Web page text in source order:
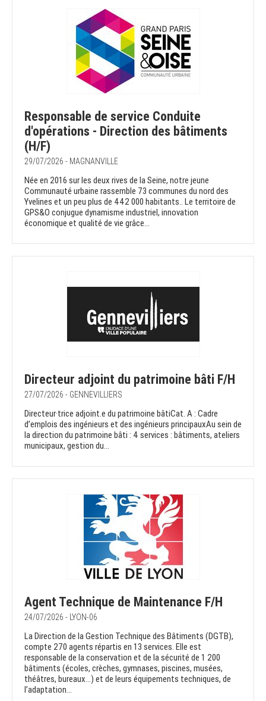
Responsable de service Conduite
d'opérations - Direction des bâtiments
(H/F)
29/07/2026 - MAGNANVILLE
Née en 2016 sur les deux rives de la Seine, notre jeune
Communauté urbaine rassemble 73 communes du nord des
Yvelines et un peu plus de 442 000 habitants.. Le territoire de
GPS&O conjugue dynamisme industriel, innovation
économique et qualité de vie grâce...
Directeur adjoint du patrimoine bâti F/H
27/07/2026 - GENNEVILLIERS
Directeur·trice adjoint.e du patrimoine bâtiCat. A : Cadre
d’emplois des ingénieurs et des ingénieurs principauxAu sein de
la direction du patrimoine bâti : 4 services : bâtiments, ateliers
municipaux, gestion du...
Agent Technique de Maintenance F/H
24/07/2026 - LYON-06
La Direction de la Gestion Technique des Bâtiments (DGTB),
compte 270 agents répartis en 13 services. Elle est
responsable de la conservation et de la sécurité de 1 200
bâtiments (écoles, crèches, gymnases, piscines, musées,
théâtres, bureaux…) et de leurs équipements techniques, de
l’adaptation...